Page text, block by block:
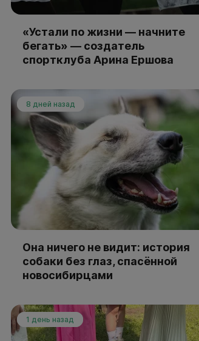
«Устали по жизни — начните
бегать» — создатель
спортклуба Арина Ершова
8 дней назад
Она ничего не видит: история
собаки без глаз, спасённой
новосибирцами
1 день назад